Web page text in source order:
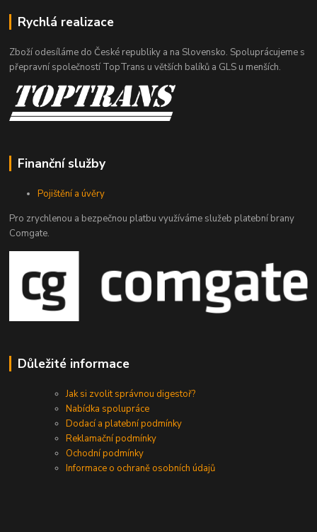
Rychlá realizace
Zboží odesíláme do České republiky a na Slovensko. Spoluprácujeme s
přepravní společností TopTrans u větších balíků a GLS u menších.
Finanční služby
Pojištění a úvěry
Pro zrychlenou a bezpečnou platbu využíváme služeb platební brany
Comgate.
Důležité informace
Jak si zvolit správnou digestoř?
Nabídka spolupráce
Dodací a platební podmínky
Reklamační podmínky
Ochodní podmínky
Informace o ochraně osobních údajů